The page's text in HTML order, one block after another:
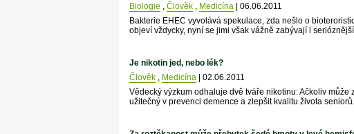
Biologie , Člověk, Medicína| 06.06.2011
Bakterie EHEC vyvolává spekulace, zda nešlo o
objeví vždycky, nyní se jimi však vážně zabývají i
Je nikotin jed, nebo lék?
Člověk, Medicína| 02.06.2011
Vědecký výzkum odhaluje dvě tváře nikotinu: Ačkoliv
užitečný v prevenci demence a zlepšit kvalitu života seniorů.